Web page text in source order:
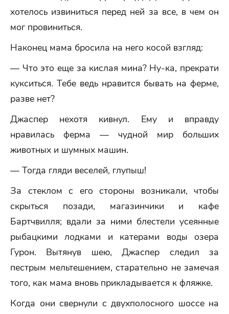
хотелось извиниться перед ней за все, в чем он
мог провиниться.
Наконец мама бросила на него косой взгляд:
— Что это еще за кислая мина? Ну-ка, прекрати
кукситься. Тебе ведь нравится бывать на ферме,
разве нет?
Джаспер нехотя кивнул. Ему и вправду
нравилась ферма — чудной мир больших
животных и шумных машин.
— Тогда гляди веселей, глупыш!
За стеклом с его стороны возникали, чтобы
скрыться позади, магазинчики и кафе
Бартчвилля; вдали за ними блестели усеянные
рыбацкими лодками и катерами воды озера
Гурон. Вытянув шею, Джаспер следил за
пестрым мельтешением, старательно не замечая
того, как мама вновь прикладывается к фляжке.
Когда они свернули с двухполосного шоссе на